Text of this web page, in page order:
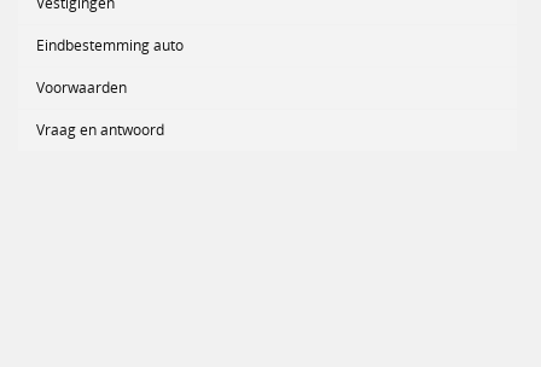
Eindbestemming auto
Voorwaarden
Vraag en antwoord